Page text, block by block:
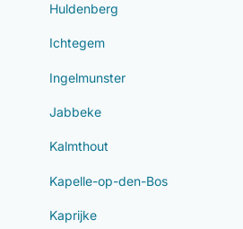
Huldenberg
Ichtegem
Ingelmunster
Jabbeke
Kalmthout
Kapelle-op-den-Bos
Kaprijke